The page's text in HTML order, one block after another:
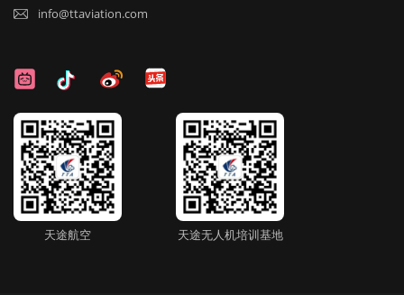
 info@ttaviation.com
天途航空 天途无人机培训基地